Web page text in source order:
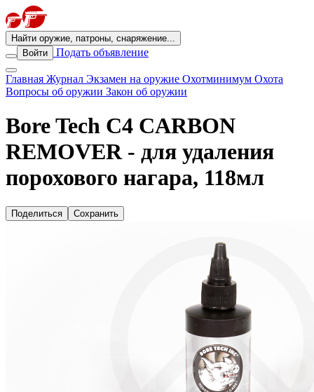
Найти оружие, патроны, снаряжение...
Войти
Подать объявление
Главная Журнал Экзамен на оружие Охотминимум Охота
Вопросы об оружии Закон об оружии
Bore Tech C4 CARBON
REMOVER - для удаления
порохового нагара, 118мл
Поделиться Сохранить